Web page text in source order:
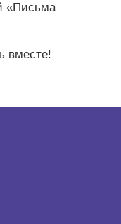
«Письма
вместе!